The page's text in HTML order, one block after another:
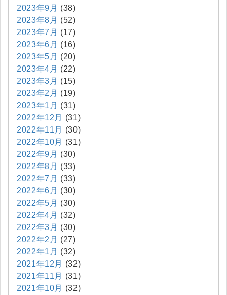
2023年9月 (38)
2023年8月 (52)
2023年7月 (17)
2023年6月 (16)
2023年5月 (20)
2023年4月 (22)
2023年3月 (15)
2023年2月 (19)
2023年1月 (31)
2022年12月
(31)
2022年11月
(30)
2022年10月
(31)
2022年9月 (30)
2022年8月 (33)
2022年7月 (33)
2022年6月 (30)
2022年5月 (30)
2022年4月 (32)
2022年3月 (30)
2022年2月 (27)
2022年1月 (32)
2021年12月
(32)
2021年11月
(31)
2021年10月
(32)